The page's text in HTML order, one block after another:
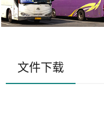
文件下载